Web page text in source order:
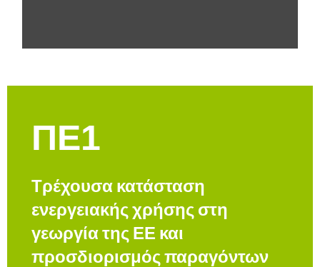
ΠΕ1
Τρέχουσα κατάσταση
ενεργειακής χρήσης στη
γεωργία της ΕΕ και
προσδιορισμός παραγόντων